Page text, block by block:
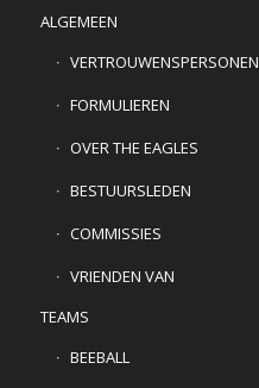
ALGEMEEN
VERTROUWENSPERSONEN
FORMULIEREN
OVER THE EAGLES
BESTUURSLEDEN
COMMISSIES
VRIENDEN VAN
TEAMS
BEEBALL